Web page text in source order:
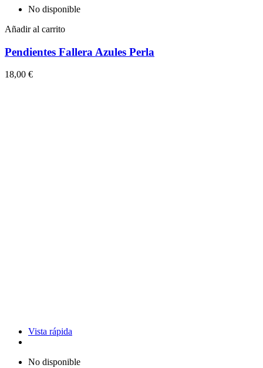
No disponible
Añadir al carrito
Pendientes Fallera Azules Perla
18,00 €
Vista rápida
No disponible